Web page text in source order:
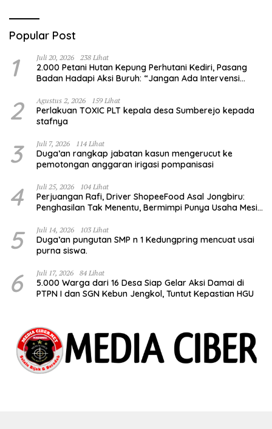
Popular Post
1 Juli 20, 2026 238 Lihat
2.000 Petani Hutan Kepung Perhutani Kediri, Pasang
Badan Hadapi Aksi Buruh: “Jangan Ada Intervensi
2 Agustus 2, 2026 159 Lihat
Perlakuan TOXIC PLT kepala desa Sumberejo kepada
stafnya
3 Juli 7, 2026 114 Lihat
Duga’an rangkap jabatan kasun mengerucut ke
pemotongan anggaran irigasi pompanisasi
4 Juli 25, 2026 104 Lihat
Perjuangan Rafi, Driver ShopeeFood Asal Jongbiru:
Penghasilan Tak Menentu, Bermimpi Punya Usaha Mesin
5 Juli 14, 2026 103 Lihat
Duga’an pungutan SMP n 1 Kedungpring mencuat usai
purna siswa.
6 Juli 17, 2026 84 Lihat
5.000 Warga dari 16 Desa Siap Gelar Aksi Damai di
PTPN I dan SGN Kebun Jengkol, Tuntut Kepastian HGU